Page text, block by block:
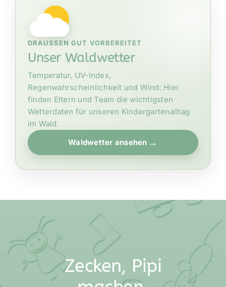
DRAUSSEN GUT VORBEREITET
Unser Waldwetter
Temperatur, UV-Index,
Regenwahrscheinlichkeit und Wind: Hier
finden Eltern und Team die wichtigsten
Wetterdaten für unseren Kindergartenalltag
im Wald.
Waldwetter ansehen →
Zecken, Pipi